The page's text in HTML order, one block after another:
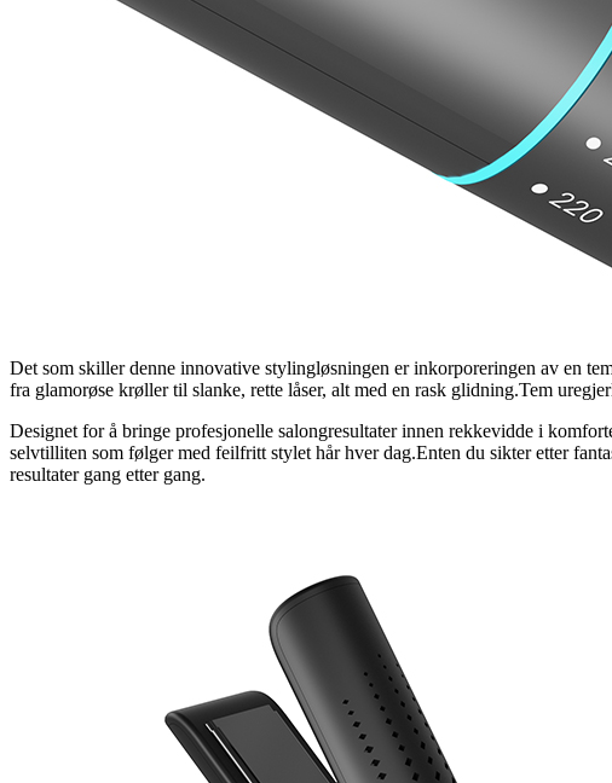
Det som skiller denne innovative stylingløsningen er inkorporeringen av en
fra glamorøse krøller til slanke, rette låser, alt med en rask glidning.Tem
Designet for å bringe profesjonelle salongresultater innen rekkevidde i
selvtilliten som følger med feilfritt stylet hår hver dag.Enten du sikter etter
resultater gang etter gang.